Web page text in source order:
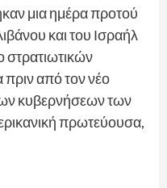
μια ημέρα προτού
και του Ισραήλ
στρατιωτικών
πριν από τον νέο
κυβερνήσεων των
πρωτεύουσα,